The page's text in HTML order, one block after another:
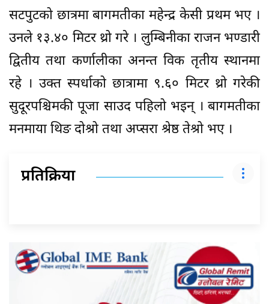
सटपुटको छात्रमा बागमतीका महेन्द्र केसी प्रथम भए ।
उनले १३.४० मिटर थ्रो गरे । लुम्बिनीका राजन भण्डारी
द्वितीय तथा कर्णालीका अनन्त विक तृतीय स्थानमा
रहे । उक्त स्पर्धाको छात्रामा ९.६० मिटर थ्रो गरेकी
सुदूरपश्चिमकी पूजा साउद पहिलो भइन् । बागमतीका
मनमाया थिङ दोश्रो तथा अप्सरा श्रेष्ठ तेश्रो भए ।
प्रतिक्रिया